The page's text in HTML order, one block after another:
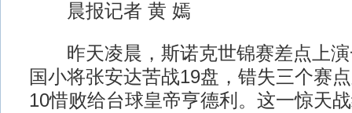
晨报记者 黄 嫣
昨天凌晨，斯诺克世锦赛差点上演
国小将张安达苦战19盘，错失三个赛
10惜败给台球皇帝亨德利。这一惊天